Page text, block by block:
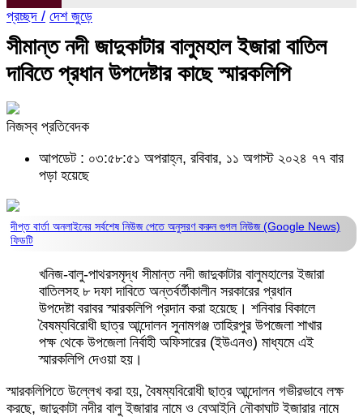
প্রচ্ছদ / দেশ জুড়ে
সীমান্ত নদী জাদুকাটার বালুমহাল ইজারা বাতিল
দাবিতে প্রধান উপদেষ্টার কাছে স্মারকলিপি
নিজস্ব প্রতিবেদক
আপডেট : ০৩:৫৮:৫১ অপরাহ্ন, রবিবার, ১১ অগাস্ট ২০২৪ ৭৭ বার
পড়া হয়েছে
দীপ্ত বার্তা অনলাইনের সর্বশেষ নিউজ পেতে অনুসরণ করুনগুগল নিউজ (Google News)
ফিডটি
খনিজ-বালু-পাথরসমৃদ্ধ সীমান্ত নদী জাদুকাটার বালুমহালের ইজারা
বাতিলসহ ৮ দফা দাবিতে অন্তর্বর্তীকালীন সরকারের প্রধান
উপদেষ্টা বরাবর স্মারকলিপি প্রদান করা হয়েছে। শনিবার বিকালে
বৈষম্যবিরোধী ছাত্র আন্দোলন সুনামগঞ্জ তাহিরপুর উপজেলা শাখার
পক্ষ থেকে উপজেলা নির্বাহী অফিসারের (ইউএনও) মাধ্যমে এই
স্মারকলিপি দেওয়া হয়।
স্মারকলিপিতে উল্লেখ করা হয়, বৈষম্যবিরোধী ছাত্র আন্দোলন গভীরভাবে লক্ষ
করছে, জাদুকাটা নদীর বালু ইজারার নামে ও বেআইনি নৌকাঘাট ইজারার নামে